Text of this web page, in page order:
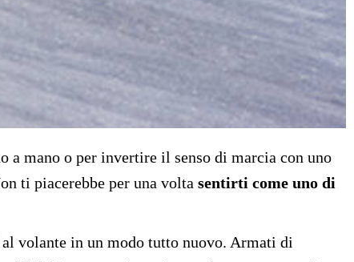
a mano o per invertire il senso di marcia con uno
ti piacerebbe per una volta sentirti come uno di
volante in un modo tutto nuovo. Armati di